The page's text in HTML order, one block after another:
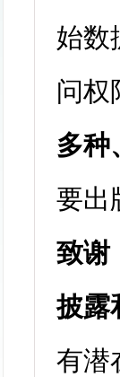
始数
问权
多种
要出
致谢
披露
有潜